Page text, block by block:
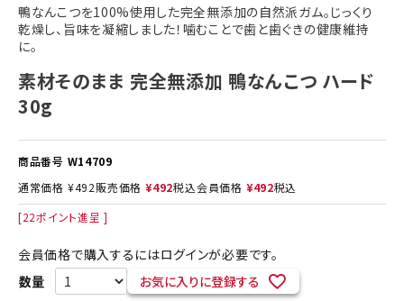
鴨なんこつを100%使用した完全無添加の自然派ガム。じっくり
乾燥し、旨味を凝縮しました！噛むことで歯と歯ぐきの健康維持
に。
素材そのまま 完全無添加 鴨なんこつ ハード
30g
商品番号 W14709
通常価格 ¥492販売価格 ¥492税込会員価格 ¥492税込
[22ポイント進呈 ]
会員価格で購入するにはログインが必要です。
お気に入りに登録する